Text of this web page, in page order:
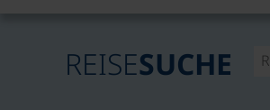
REISESUCHE